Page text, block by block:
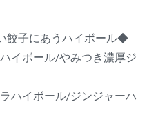
餃子にあうハイボール◆
イボール/やみつき濃厚ジ
ハイボール/ジンジャーハ